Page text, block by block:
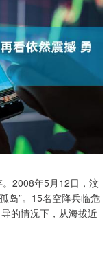
2008年5月12日，汶
岛”。15名空降兵临危
的情况下，从海拔近